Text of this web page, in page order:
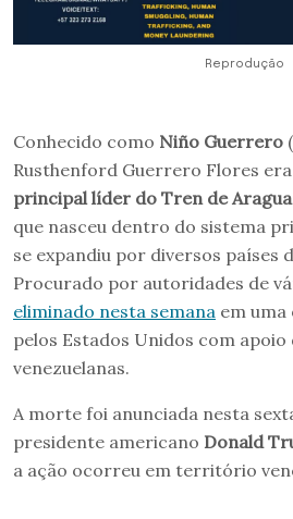
Reprodução
Conhecido como Niño Guerrero
Rusthenford Guerrero Flores
principal líder do Tren de Aragua
que nasceu dentro do sistema
se expandiu por diversos países
Procurado por autoridades de
eliminado nesta semana em
pelos Estados Unidos com
venezuelanas.
A morte foi anunciada nesta
presidente americano Donald
a ação ocorreu em território